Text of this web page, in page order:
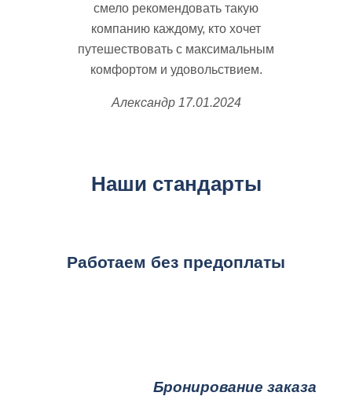
смело рекомендовать такую
компанию каждому, кто хочет
путешествовать с максимальным
комфортом и удовольствием.
Александр 17.01.2024
Наши стандарты
Работаем без предоплаты
Бронирование заказа